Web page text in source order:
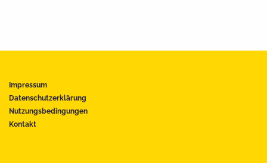
Impressum
Datenschutzerklärung
Nutzungsbedingungen
Kontakt